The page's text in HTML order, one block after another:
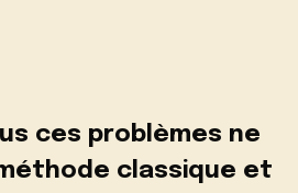
ces problèmes ne
classique et